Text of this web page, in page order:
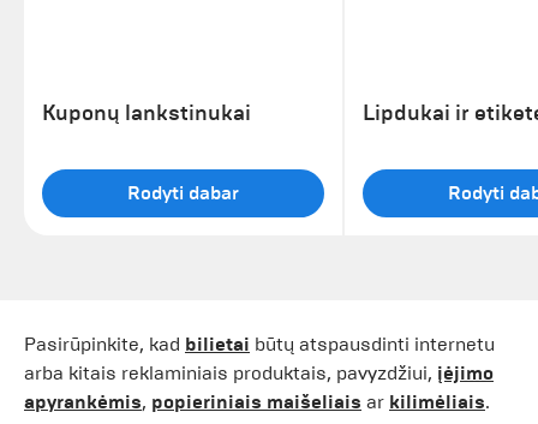
Kuponų lankstinukai
Rodyti dabar
Lipdukai ir
Rodyti
Pasirūpinkite, kad bilietai būtų atspausdinti internetu
arba kitais reklaminiais produktais, pavyzdžiui, įėjimo
apyrankėmis, popieriniais maišeliais ar kilimėliais.